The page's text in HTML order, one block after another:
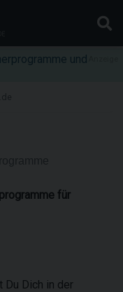
und
für
Du Dich in der